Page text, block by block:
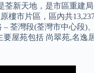
新天地，是市區重建
樓市片區，區內共
荃灣段(荃灣市中心段)
屋苑包括 尚翠苑,名逸